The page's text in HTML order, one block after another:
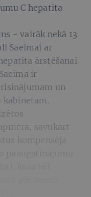
C hepatīta
- vairāk nekā 13
Saeimai ar
ārstēšanai
ir
un
savukārt
kompensēja